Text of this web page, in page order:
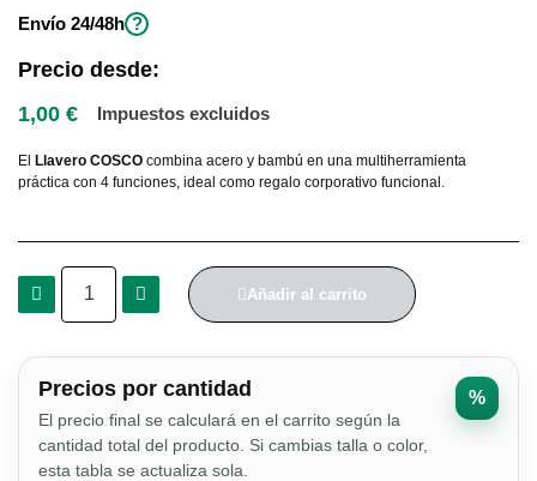
Envío 24/48h ?
Precio desde:
1,00 €
Impuestos excluidos
El Llavero COSCO combina acero y bambú en una multiherramienta
práctica con 4 funciones, ideal como regalo corporativo funcional.
Añadir al carrito
Precios por cantidad
El precio final se calculará en el carrito según la
cantidad total del producto. Si cambias talla o color,
esta tabla se actualiza sola.
%